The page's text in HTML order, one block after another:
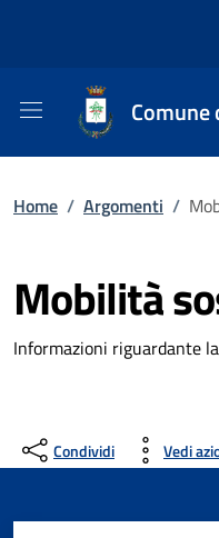
Comune
Home / Argomenti /
Mobilità
Informazioni riguardante
Condividi Vedi